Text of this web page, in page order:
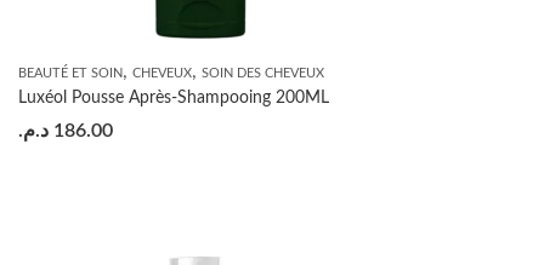
BEAUTÉ ET SOIN, CHEVEUX, SOIN DES CHEVEUX
Luxéol Pousse Après-Shampooing 200ML
186.00 د.م.